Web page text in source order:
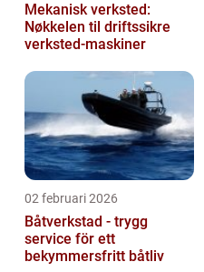
Mekanisk verksted:
Nøkkelen til driftssikre
verksted-maskiner
02 februari 2026
Båtverkstad - trygg
service för ett
bekymmersfritt båtliv